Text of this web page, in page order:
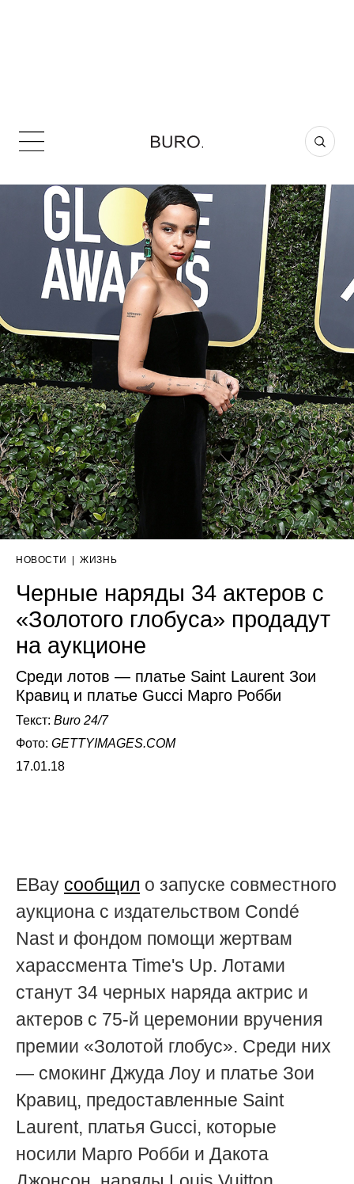
НОВОСТИ | ЖИЗНЬ
Черные наряды 34 актеров с
«Золотого глобуса» продадут
на аукционе
Среди лотов — платье Saint Laurent Зои
Кравиц и платье Gucci Марго Робби
Текст: Buro 24/7
Фото: GETTYIMAGES.COM
17.01.18
EBay сообщил о запуске совместного
аукциона с издательством Condé
Nast и фондом помощи жертвам
харассмента Time's Up. Лотами
станут 34 черных наряда актрис и
актеров с 75-й церемонии вручения
премии «Золотой глобус». Среди них
— смокинг Джуда Лоу и платье Зои
Кравиц, предоставленные Saint
Laurent, платья Gucci, которые
носили Марго Робби и Дакота